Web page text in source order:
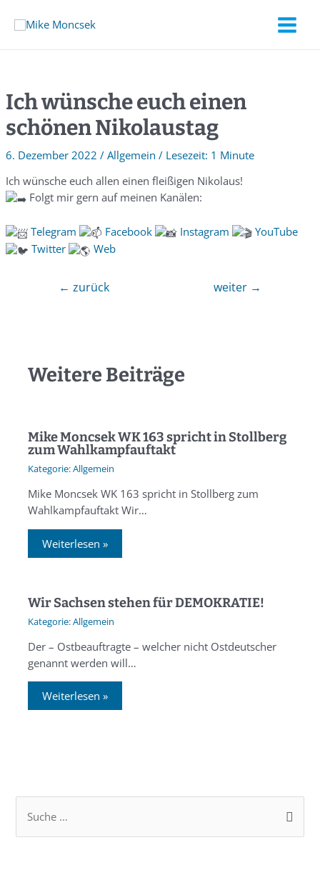
Ich wünsche euch einen
schönen Nikolaustag
6. Dezember 2022 / Allgemein /
1 Minute
Ich wünsche euch allen einen fleißigen Nikolaus!
Folgt mir gern auf meinen Kanälen:
Telegram Facebook Instagram
YouTube
Twitter
Web
← zurück weiter →
Weitere Beiträge
Mike Moncsek WK 163 spricht in Stollberg
zum Wahlkampfauftakt
Allgemein
Mike Moncsek WK 163 spricht in Stollberg zum
Wahlkampfauftakt Wir…
Weiterlesen »
Wir Sachsen stehen für DEMOKRATIE!
Allgemein
Der – Ostbeauftragte – welcher nicht Ostdeutscher
genannt werden will…
Weiterlesen »